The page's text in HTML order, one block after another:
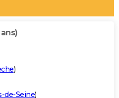
)
de-Seine)